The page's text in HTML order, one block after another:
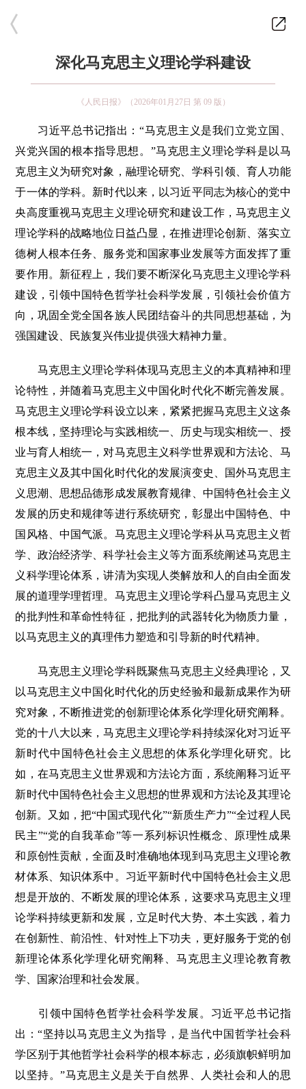
深化马克思主义理论学科建设
《人民日报》（2026年01月27日 第 09 版）
习近平总书记指出：“马克思主义是我们立党立国、
兴党兴国的根本指导思想。”马克思主义理论学科是以马
克思主义为研究对象，融理论研究、学科引领、育人功能
于一体的学科。新时代以来，以习近平同志为核心的党中
央高度重视马克思主义理论研究和建设工作，马克思主义
理论学科的战略地位日益凸显，在推进理论创新、落实立
德树人根本任务、服务党和国家事业发展等方面发挥了重
要作用。新征程上，我们要不断深化马克思主义理论学科
建设，引领中国特色哲学社会科学发展，引领社会价值方
向，巩固全党全国各族人民团结奋斗的共同思想基础，为
强国建设、民族复兴伟业提供强大精神力量。
马克思主义理论学科体现马克思主义的本真精神和理
论特性，并随着马克思主义中国化时代化不断完善发展。
马克思主义理论学科设立以来，紧紧把握马克思主义这条
根本线，坚持理论与实践相统一、历史与现实相统一、授
业与育人相统一，对马克思主义科学世界观和方法论、马
克思主义及其中国化时代化的发展演变史、国外马克思主
义思潮、思想品德形成发展教育规律、中国特色社会主义
发展的历史和规律等进行系统研究，彰显出中国特色、中
国风格、中国气派。马克思主义理论学科从马克思主义哲
学、政治经济学、科学社会主义等方面系统阐述马克思主
义科学理论体系，讲清为实现人类解放和人的自由全面发
展的道理学理哲理。马克思主义理论学科凸显马克思主义
的批判性和革命性特征，把批判的武器转化为物质力量，
以马克思主义的真理伟力塑造和引导新的时代精神。
马克思主义理论学科既聚焦马克思主义经典理论，又
以马克思主义中国化时代化的历史经验和最新成果作为研
究对象，不断推进党的创新理论体系化学理化研究阐释。
党的十八大以来，马克思主义理论学科持续深化对习近平
新时代中国特色社会主义思想的体系化学理化研究。比
如，在马克思主义世界观和方法论方面，系统阐释习近平
新时代中国特色社会主义思想的世界观和方法论及其理论
创新。又如，把“中国式现代化”“新质生产力”“全过程人民
民主”“党的自我革命”等一系列标识性概念、原理性成果
和原创性贡献，全面及时准确地体现到马克思主义理论教
材体系、知识体系中。习近平新时代中国特色社会主义思
想是开放的、不断发展的理论体系，这要求马克思主义理
论学科持续更新和发展，立足时代大势、本土实践，着力
在创新性、前沿性、针对性上下功夫，更好服务于党的创
新理论体系化学理化研究阐释、马克思主义理论教育教
学、国家治理和社会发展。
引领中国特色哲学社会科学发展。习近平总书记指
出：“坚持以马克思主义为指导，是当代中国哲学社会科
学区别于其他哲学社会科学的根本标志，必须旗帜鲜明加
以坚持。”马克思主义是关于自然界、人类社会和人的思